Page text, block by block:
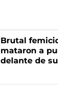
Brutal
mataron a
delante de